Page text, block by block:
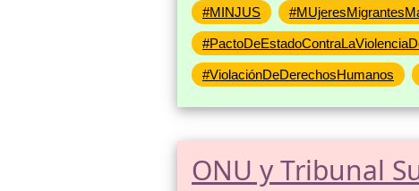
#MINJUS
#ViolaciónDeDerechosHumanos
ONU y Tribunal